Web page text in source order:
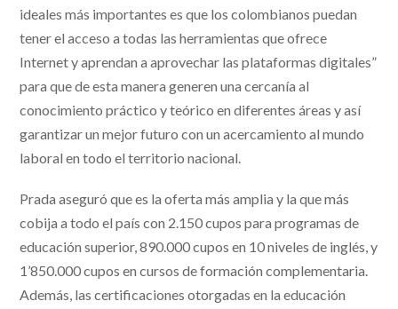
ideales más importantes es que los colombianos puedan
tener el acceso a todas las herramientas que ofrece
Internet y aprendan a aprovechar las plataformas digitales”
para que de esta manera generen una cercanía al
conocimiento práctico y teórico en diferentes áreas y así
garantizar un mejor futuro con un acercamiento al mundo
laboral en todo el territorio nacional.
Prada aseguró que es la oferta más amplia y la que más
cobija a todo el país con 2.150 cupos para programas de
educación superior, 890.000 cupos en 10 niveles de inglés, y
1’850.000 cupos en cursos de formación complementaria.
Además, las certificaciones otorgadas en la educación